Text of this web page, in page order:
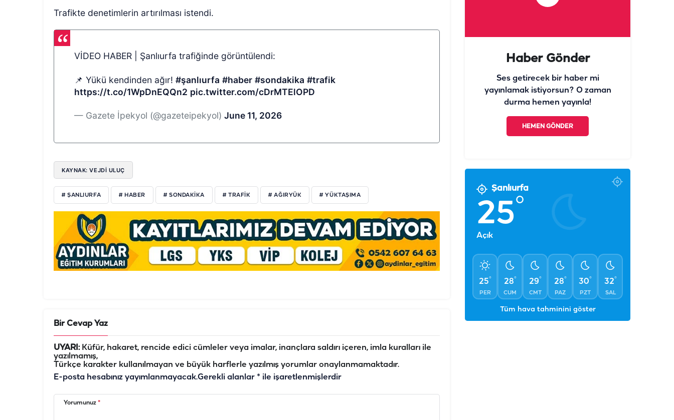
Trafikte denetimlerin artırılması istendi.
VİDEO HABER | Şanlıurfa trafiğinde görüntülendi:
📌 Yükü kendinden ağır!#şanlıurfa #haber #sondakika #trafik
https://t.co/1WpDnEQQn2 pic.twitter.com/cDrMTElOPD
— Gazete İpekyol (@gazeteipekyol) June 11, 2026
KAYNAK: VEJDI ULUÇ
# ŞANLIURFA # HABER # SONDAKIKA # TRAFIK # AĞIRYÜK # YÜKTAŞIMA
Bir Cevap Yaz
UYARI:Küfür, hakaret, rencide edici cümleler veya imalar, inançlara saldırı içeren, imla kuralları ile
yazılmamış,
Türkçe karakter kullanılmayan ve büyük harflerle yazılmış yorumlar onaylanmamaktadır.
E-posta hesabınız yayımlanmayacak.Gerekli alanlar * ile işaretlenmişlerdir
Yorumunuz *
Haber Gönder
Ses getirecek bir haber mi
yayınlamak istiyorsun? O zaman
durma hemen yayınla!
HEMEN GÖNDER
Şanlıurfa
25°
Açık
25°
PER
28°
CUM
29°
CMT
28°
PAZ
30°
PZT
32°
SAL
Tüm hava tahminini göster